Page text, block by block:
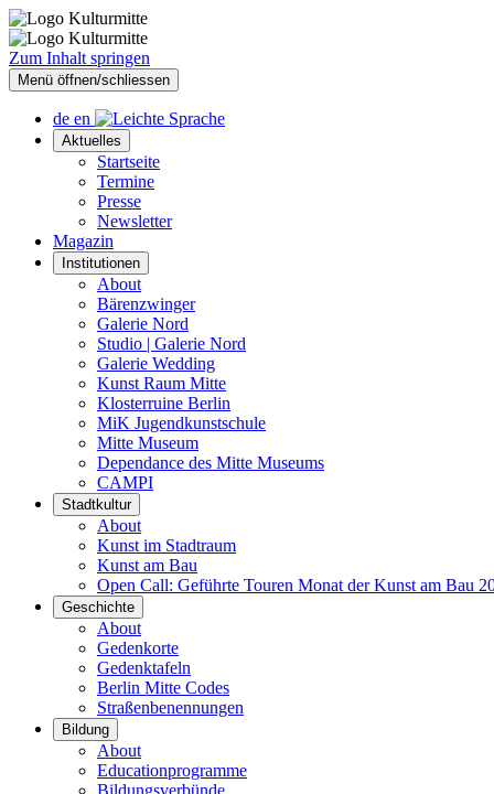
Zum Inhalt springen
Menü öffnen/schliessen
de en
Aktuelles
Startseite
Termine
Presse
Newsletter
Magazin
Institutionen
About
Bärenzwinger
Galerie Nord
Studio | Galerie Nord
Galerie Wedding
Kunst Raum Mitte
Klosterruine Berlin
MiK Jugendkunstschule
Mitte Museum
Dependance des Mitte Museums
CAMPI
Stadtkultur
About
Kunst im Stadtraum
Kunst am Bau
Open Call: Geführte Touren Monat der Kunst am Bau
Geschichte
About
Gedenkorte
Gedenktafeln
Berlin Mitte Codes
Straßenbenennungen
Bildung
About
Educationprogramme
Bildungsverbünde